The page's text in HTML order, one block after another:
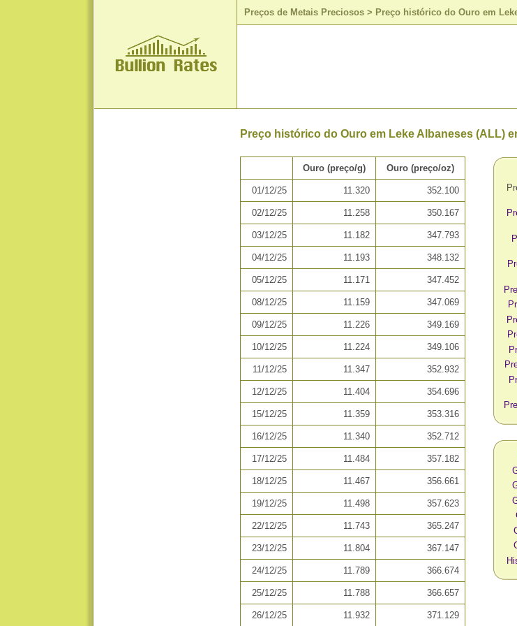
Preços de Metais Preciosos > Preço histórico do Ouro em
Preço histórico do Ouro em Leke Albaneses (ALL)
Ouro (preço/g) Ouro (preço/oz)
01/12/25 11.320 352.100
02/12/25 11.258 350.167
03/12/25 11.182 347.793
04/12/25 11.193 348.132
05/12/25 11.171 347.452
08/12/25 11.159 347.069
09/12/25 11.226 349.169
10/12/25 11.224 349.106
11/12/25 11.347 352.932
12/12/25 11.404 354.696
15/12/25 11.359 353.316
16/12/25 11.340 352.712
17/12/25 11.484 357.182
18/12/25 11.467 356.661
19/12/25 11.498 357.623
22/12/25 11.743 365.247
23/12/25 11.804 367.147
24/12/25 11.789 366.674
25/12/25 11.788 366.657
26/12/25 11.932 371.129